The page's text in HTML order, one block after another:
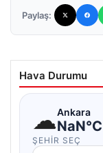
Paylaş:
Hava Durumu
☁Ankara
NaN°C
ŞEHIR SEÇ